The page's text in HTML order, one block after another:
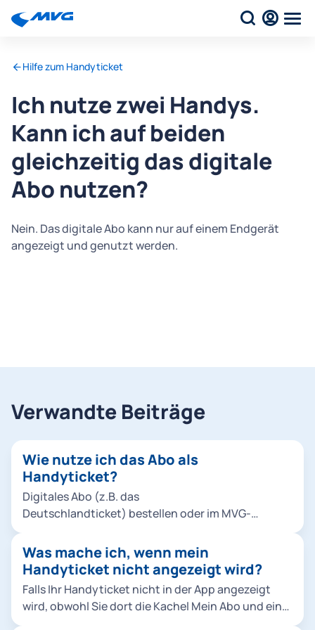
Hilfe zum Handyticket
Ich nutze zwei Handys.
Kann ich auf beiden
gleichzeitig das digitale
Abo nutzen?
Nein. Das digitale Abo kann nur auf einem Endgerät
angezeigt und genutzt werden.
Verwandte Beiträge
Wie nutze ich das Abo als
Handyticket?
Digitales Abo (z.B. das
Deutschlandticket) bestellen oder im MVG-
Handyticket wechseln. App MVGO herunterladen.
In der App mit Ihrem M-Login einloggen. Das Abo
wird in Form von Monatstickets bereitgestellt und
automatisch heruntergeladen. Sie finden Ihr Abo-
Ticket unter dem Menüpunkt „Tickets". Die
Was mache ich, wenn mein
Handyticket nicht angezeigt wird?
Falls Ihr Handyticket nicht in der App angezeigt
wird, obwohl Sie dort die Kachel Mein Abo und eine